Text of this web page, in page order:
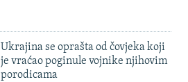
Ukrajina se oprašta od čovjeka koji
je vraćao poginule vojnike njihovim
porodicama